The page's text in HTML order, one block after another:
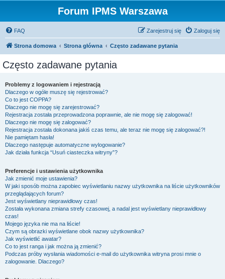
Forum IPMS Warszawa
FAQ Zaloguj się
Zarejestruj się
Strona domowa Strona główna Często zadawane pytania
Często zadawane pytania
Problemy z logowaniem i rejestracją
Dlaczego w ogóle muszę się rejestrować?
Co to jest COPPA?
Dlaczego nie mogę się zarejestrować?
Rejestracja została przeprowadzona poprawnie, ale nie mogę się zalogować!
Dlaczego nie mogę się zalogować?
Rejestracja została dokonana jakiś czas temu, ale teraz nie mogę się zalogować?!
Nie pamiętam hasła!
Dlaczego następuje automatyczne wylogowanie?
Jak działa funkcja “Usuń ciasteczka witryny”?
Preferencje i ustawienia użytkownika
Jak zmienić moje ustawienia?
W jaki sposób można zapobiec wyświetlaniu nazwy użytkownika na liście użytkowników
przeglądających forum?
Jest wyświetlany nieprawidłowy czas!
Została wykonana zmiana strefy czasowej, a nadal jest wyświetlany nieprawidłowy
czas!
Mojego języka nie ma na liście!
Czym są obrazki wyświetlane obok nazwy użytkownika?
Jak wyświetlić awatar?
Co to jest ranga i jak można ją zmienić?
Podczas próby wysłania wiadomości e-mail do użytkownika witryna prosi mnie o
zalogowanie. Dlaczego?